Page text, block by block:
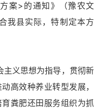
案>的通知》（豫农文
我县实际，特制定本方
义思想为指导，贯彻新
高效种养业转型发展，
粪肥还田服务组织为抓